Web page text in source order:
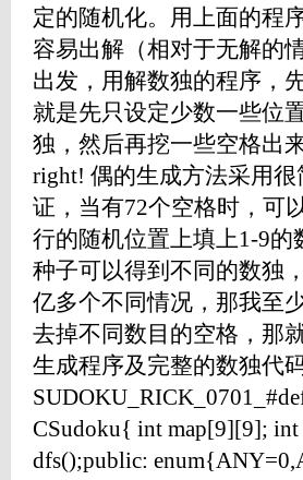
定的随机化。用上面的程
容易出解（相对于无解的
出发，用解数独的程序，
就是先只设定少数一些位
独，然后再挖一些空格出
right! 偶的生成方法采用
证，当有72个空格时，可
行的随机位置上填上1-9
种子可以得到不同的数独
亿多个不同情况，那我至
去掉不同数目的空格，那
生成程序及完整的数独代
CSudoku{ int map[9][9];
dfs();public: